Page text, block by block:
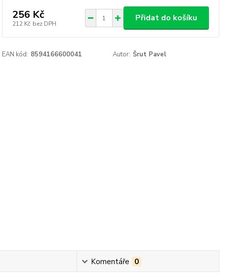
256 Kč
212 Kč bez DPH
Přidat do košíku
EAN kód: 8594166600041 Autor: Šrut Pavel
Komentáře 0